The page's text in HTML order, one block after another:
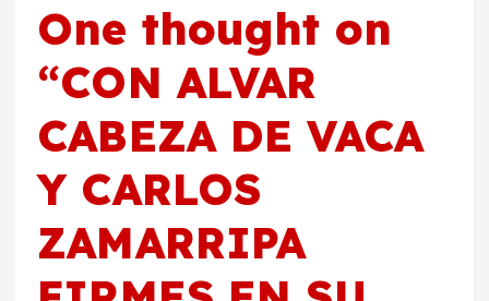
One thought on
“CON ALVAR
CABEZA DE VACA
Y CARLOS
ZAMARRIPA